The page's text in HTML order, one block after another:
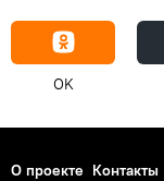
OK
О проекте Контакты